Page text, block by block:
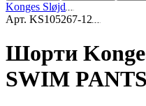
Konges Sløjd
Арт. KS105267-12
Шорти
SWIM